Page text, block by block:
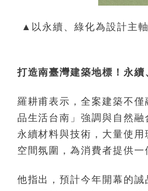
▲以永續、綠化為設計主
打造南臺灣建築地標！永
羅耕甫表示，全案建築不
品生活台南」強調與自然
永續材料與技術，大量使
空間氛圍，為消費者提供一
他指出，預計今年開幕的